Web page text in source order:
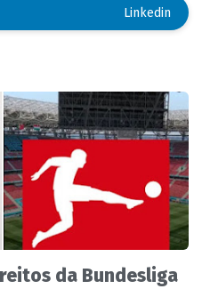
Linkedin
da Bundesliga